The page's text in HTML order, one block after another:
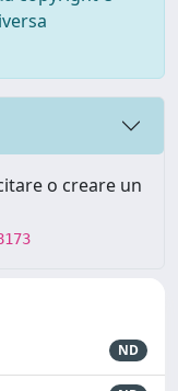
o creare un
ND